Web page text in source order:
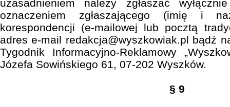
uzasadnieniem należy zgłaszać
oznaczeniem zgłaszającego (imię i
korespondencji (e-mailowej lub pocztą
adres e-mail redakcja@wyszkowiak.pl bądź
Tygodnik Informacyjno-Reklamowy
Józefa Sowińskiego 61, 07-202 Wyszków.
§ 9